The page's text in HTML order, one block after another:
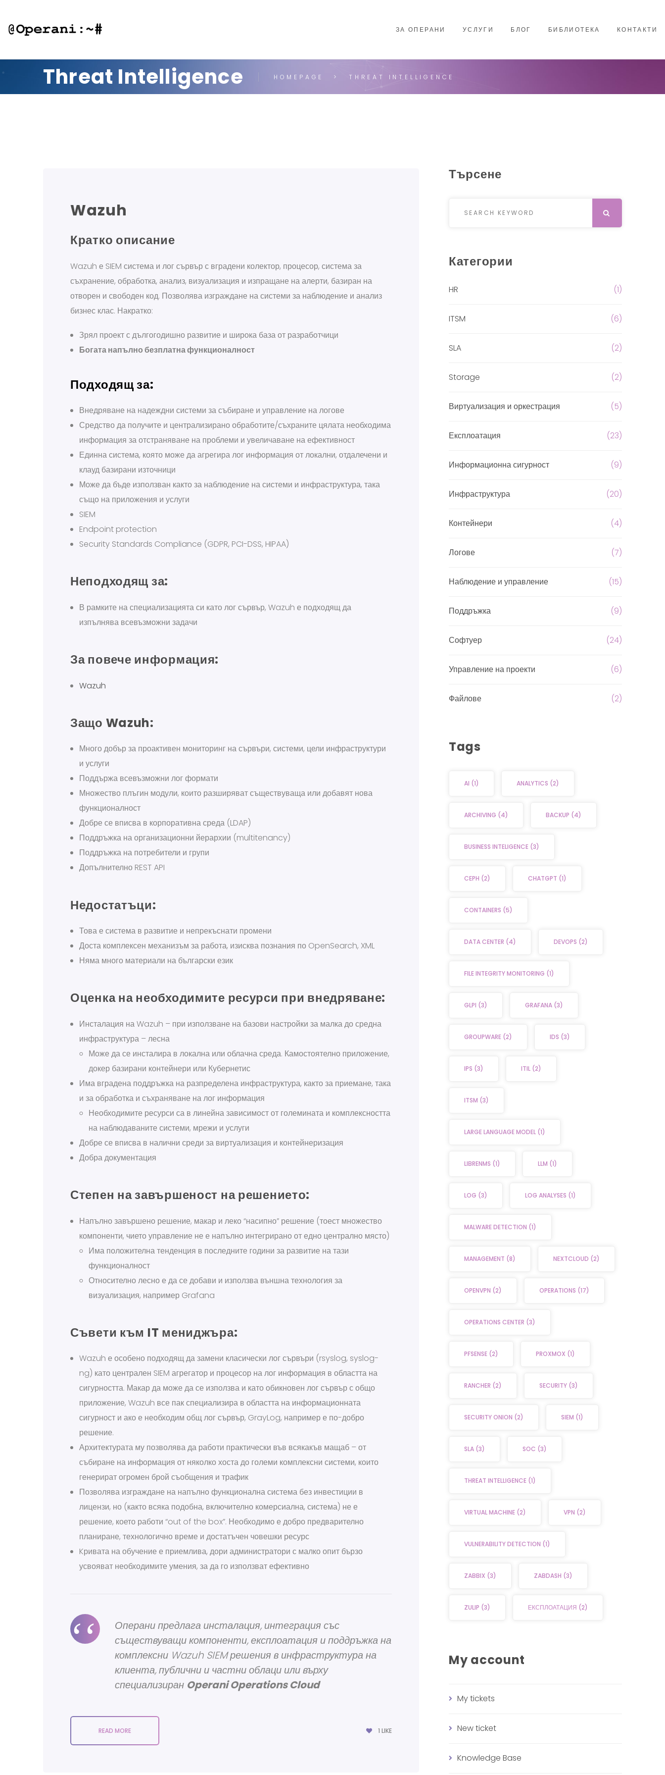
ЗА ОПЕРАНИ УСЛУГИ БЛОГ БИБЛИОТЕКА КОНТАКТИ
Threat Intelligence HOMEPAGE THREAT INTELLIGENCE
Wazuh
Кратко описание
Wazuh е SIEM система и лог сървър с вградени колектор, процесор, система за
съхранение, обработка, анализ, визуализация и изпращане на алерти, базиран на
отворен и свободен код. Позволява изграждане на системи за наблюдение и анализ
бизнес клас. Накратко:
Зрял проект с дългогодишно развитие и широка база от разработчици
Богата напълно безплатна функционалност
Подходящ за:
Внедряване на надеждни системи за събиране и управление на логове
Средство да получите и централизирано обработите/съхраните цялата необходима
информация за отстраняване на проблеми и увеличаване на ефективност
Единна система, която може да агрегира лог информация от локални, отдалечени и
клауд базирани източници
Може да бъде използван както за наблюдение на системи и инфраструктура, така
също на приложения и услуги
SIEM
Endpoint protection
Security Standards Compliance (GDPR, PCI-DSS, HIPAA)
Неподходящ за:
В рамките на специализацията си като лог сървър, Wazuh е подходящ да
изпълнява всевъзможни задачи
За повече информация:
Wazuh
Защо Wazuh:
Много добър за проактивен мониторинг на сървъри, системи, цели инфраструктури
и услуги
Поддържа всевъзможни лог формати
Множество плъгин модули, които разширяват съществуваща или добавят нова
функционалност
Добре се вписва в корпоративна среда (LDAP)
Поддръжка на организационни йерархии (multitenancy)
Поддръжка на потребители и групи
Допълнително REST API
Недостатъци:
Това е система в развитие и непрекъснати промени
Доста комплексен механизъм за работа, изисква познания по OpenSearch, XML
Няма много материали на български език
Оценка на необходимите ресурси при внедряване:
Инсталация на Wazuh – при използване на базови настройки за малка до средна
инфраструктура – лесна
Може да се инсталира в локална или облачна среда. Камостоятелно приложение,
докер базирани контейнери или Кубернетис
Има вградена поддръжка на разпределена инфраструктура, както за приемане, така
и за обработка и съхраняване на лог информация
Необходимите ресурси са в линейна зависимост от големината и комплексността
на наблюдаваните системи, мрежи и услуги
Добре се вписва в налични среди за виртуализация и контейнеризация
Добра документация
Степен на завършеност на решението:
Напълно завършено решение, макар и леко “насипно” решение (тоест множество
компоненти, чието управление не е напълно интегрирано от едно централно място)
Има положителна тенденция в последните години за развитие на тази
функционалност
Относително лесно е да се добави и използва външна технология за
визуализация, например Grafana
Съвети към IT мениджъра:
Wazuh е особено подходящ да замени класически лог сървъри (rsyslog, syslog-
ng) като централен SIEM агрегатор и процесор на лог информация в областта на
сигурността. Макар да може да се използва и като обикновен лог сървър с общо
приложение, Wazuh все пак специализира в областта на информационната
сигурност и ако е необходим общ лог сървър, GrayLog, например е по-добро
решение.
Архитектурата му позволява да работи практически във всякакъв мащаб – от
събиране на информация от няколко хоста до големи комплексни системи, които
генерират огромен брой съобщения и трафик
Позволява изграждане на напълно функционална система без инвестиции в
лицензи, но (както всяка подобна, включително комерсиална, система) не е
решение, което работи “out of the box”. Необходимо е добро предварително
планиране, технологично време и достатъчен човешки ресурс
Kривата на обучение е приемлива, дори администратори с малко опит бързо
усвояват необходимите умения, за да го използват ефективно
Операни предлага инсталация, интеграция със
съществуващи компоненти, експлоатация и поддръжка на
комплексни Wazuh SIEM решения в инфраструктура на
клиента, публични и частни облаци или върху
специализиран Operani Operations Cloud
READ MORE 1 LIKE
Търсене
Категории
HR (1)
ITSM (6)
SLA (2)
Storage (2)
Виртуализация и оркестрация (5)
Експлоатация (23)
Информационна сигурност (9)
Инфраструктура (20)
Контейнери (4)
Логове (7)
Наблюдение и управление (15)
Поддръжка (9)
Софтуер (24)
Управление на проекти (6)
Файлове (2)
Tags
AI (1) ANALYTICS (2)
ARCHIVING (4) BACKUP (4)
BUSINESS INTELIGENCE (3)
CEPH (2) CHATGPT (1)
CONTAINERS (5)
DATA CENTER (4) DEVOPS (2)
FILE INTEGRITY MONITORING (1)
GLPI (3) GRAFANA (3)
GROUPWARE (2) IDS (3)
IPS (3) ITIL (2)
ITSM (3)
LARGE LANGUAGE MODEL (1)
LIBRENMS (1) LLM (1)
LOG (3) LOG ANALYSES (1)
MALWARE DETECTION (1)
MANAGEMENT (8) NEXTCLOUD (2)
OPENVPN (2) OPERATIONS (17)
OPERATIONS CENTER (3)
PFSENSE (2) PROXMOX (1)
RANCHER (2) SECURITY (3)
SECURITY ONION (2) SIEM (1)
SLA (3) SOC (3)
THREAT INTELLIGENCE (1)
VIRTUAL MACHINE (2) VPN (2)
VULNERABILITY DETECTION (1)
ZABBIX (3) ZABDASH (3)
ZULIP (3) ЕКСПЛОАТАЦИЯ (2)
My account
My tickets
New ticket
Knowledge Base